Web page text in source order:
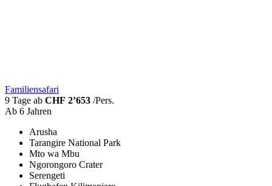
Familiensafari
9 Tage ab CHF 2’653 /Pers.
Ab 6 Jahren
Arusha
Tarangire National Park
Mto wa Mbu
Ngorongoro Crater
Serengeti